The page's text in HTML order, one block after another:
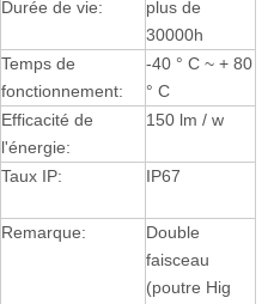
Durée de vie:
plus de
30000h
Temps de
fonctionnement:
-40 ° C ~ + 80
° C
Efficacité de
l'énergie:
150 lm / w
Taux IP: IP67
Remarque:
Double
faisceau
(poutre Hig